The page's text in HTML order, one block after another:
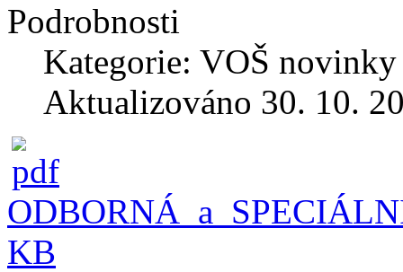
Podrobnosti
Kategorie: VOŠ novinky
Aktualizováno 30. 10.
KB